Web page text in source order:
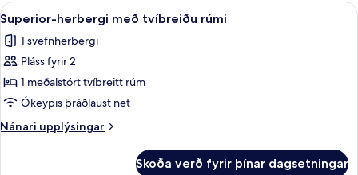
Skoða
allar
myndir
fyrir
Superior-
herbergi
með
tvíbreiðu
Superior-herbergi með tvíbreiðu
1
Superior-herbergi með tvíbreiðu rúmi
1 svefnherbergi
Pláss fyrir 2
1 meðalstórt tvíbreitt rúm
Ókeypis þráðlaust net
Nánari upplýsingar
Nánari
Skoða verð fyrir þínar dagsetningar